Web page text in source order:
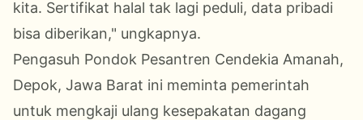
kita. Sertifikat halal tak lagi peduli, data pribadi
bisa diberikan," ungkapnya.
Pengasuh Pondok Pesantren Cendekia Amanah,
Depok, Jawa Barat ini meminta pemerintah
untuk mengkaji ulang kesepakatan dagang